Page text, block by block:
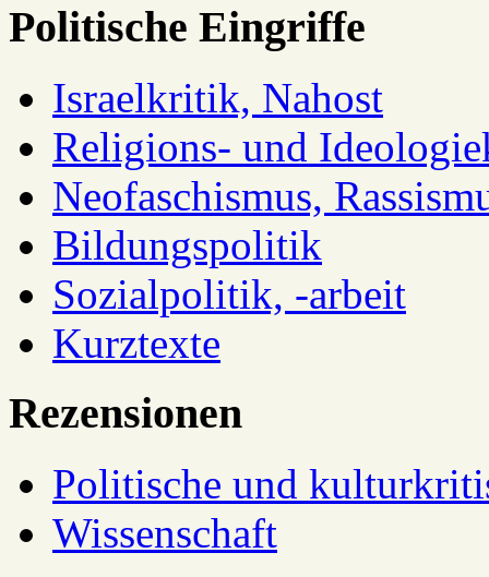
Politische Eingriffe
Israelkritik, Nahost
Religions- und
Neofaschismus,
Bildungspolitik
Sozialpolitik, -arbeit
Kurztexte
Rezensionen
Politische und
Wissenschaft